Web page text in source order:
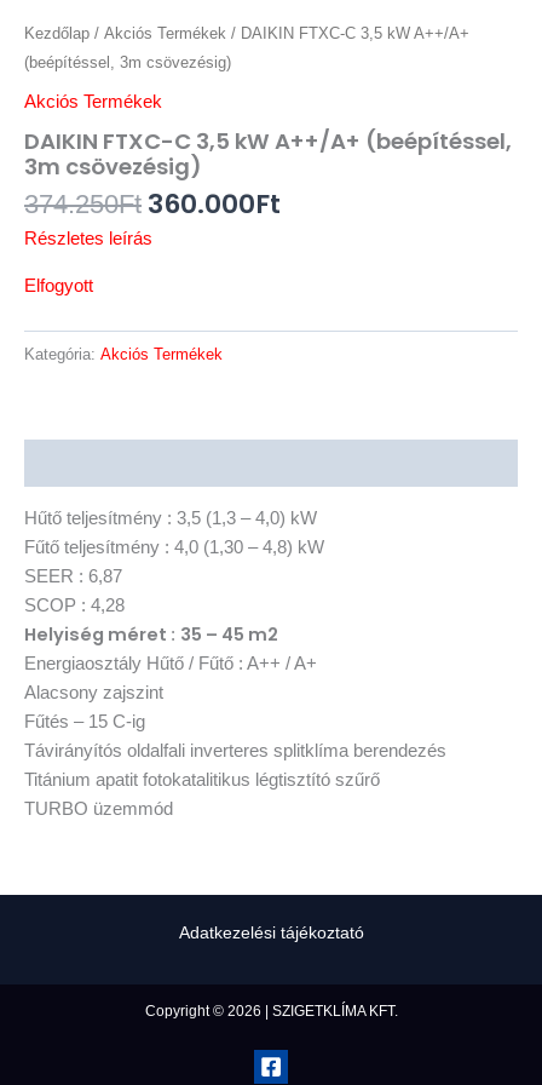
Kezdőlap / Akciós Termékek / DAIKIN FTXC-C 3,5 kW A++/A+
(beépítéssel, 3m csövezésig)
Akciós Termékek
DAIKIN FTXC-C 3,5 kW A++/A+ (beépítéssel,
3m csövezésig)
374.250Ft 360.000Ft
Részletes leírás
Elfogyott
Kategória: Akciós Termékek
Hűtő teljesítmény : 3,5 (1,3 – 4,0) kW
Fűtő teljesítmény : 4,0 (1,30 – 4,8) kW
SEER : 6,87
SCOP : 4,28
Helyiség méret : 35 – 45 m2
Energiaosztály Hűtő / Fűtő : A++ / A+
Alacsony zajszint
Fűtés – 15 C-ig
Távirányítós oldalfali inverteres splitklíma berendezés
Titánium apatit fotokatalitikus légtisztító szűrő
TURBO üzemmód
Adatkezelési tájékoztató
Copyright © 2026 | SZIGETKLÍMA KFT.